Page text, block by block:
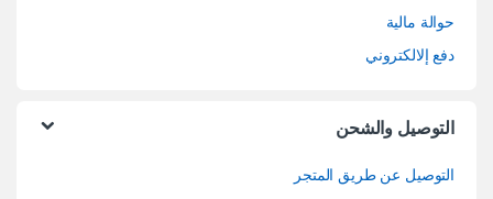
حوالة مالية
دفع إلالكتروني
التوصيل والشحن
التوصيل عن طريق المتجر